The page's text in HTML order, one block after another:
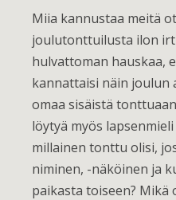
Miia kannustaa meitä
joulutonttuilusta ilon
hulvattoman hauskaa,
kannattaisi näin joulun
omaa sisäistä
löytyä myös
millainen tonttu olisi,
niminen, -näköinen ja
paikasta toiseen? Mikä